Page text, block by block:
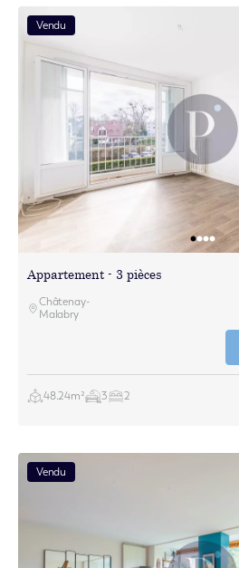
Vendu
Appartement - 3 pièces
Châtenay-
Malabry
48.24m² 3 2
Vendu